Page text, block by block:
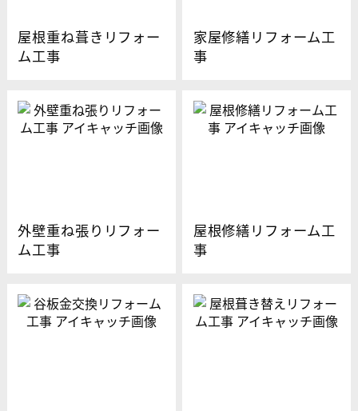
屋根重ね葺きリフォー
ム工事
家屋修繕リフォーム工
事
外壁重ね張りリフォー
ム工事
屋根修繕リフォーム工
事